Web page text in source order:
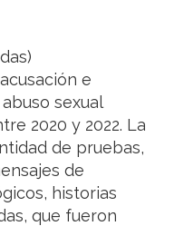
e
sexual
2020 y 2022. La
de pruebas,
de
historias
que fueron